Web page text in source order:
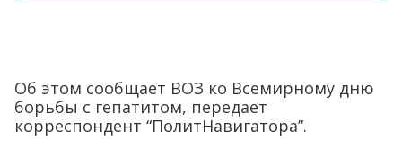
Об этом сообщает ВОЗ ко Всемирному дню
борьбы с гепатитом, передает
корреспондент “ПолитНавигатора”.